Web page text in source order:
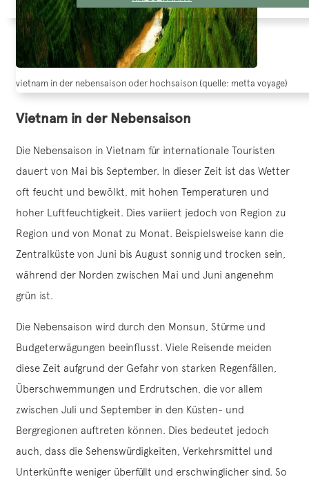
vietnam in der nebensaison oder hochsaison (quelle: metta voyage)
Vietnam in der Nebensaison
Die Nebensaison in Vietnam für internationale Touristen
dauert von Mai bis September. In dieser Zeit ist das Wetter
oft feucht und bewölkt, mit hohen Temperaturen und
hoher Luftfeuchtigkeit. Dies variiert jedoch von Region zu
Region und von Monat zu Monat. Beispielsweise kann die
Zentralküste von Juni bis August sonnig und trocken sein,
während der Norden zwischen Mai und Juni angenehm
grün ist.
Die Nebensaison wird durch den Monsun, Stürme und
Budgeterwägungen beeinflusst. Viele Reisende meiden
diese Zeit aufgrund der Gefahr von starken Regenfällen,
Überschwemmungen und Erdrutschen, die vor allem
zwischen Juli und September in den Küsten- und
Bergregionen auftreten können. Dies bedeutet jedoch
auch, dass die Sehenswürdigkeiten, Verkehrsmittel und
Unterkünfte weniger überfüllt und erschwinglicher sind. So